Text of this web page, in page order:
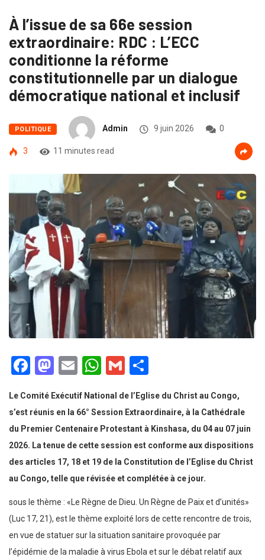
À l’issue de sa 66e session
extraordinaire: RDC : L’ECC
conditionne la réforme
constitutionnelle par un dialogue
démocratique national et inclusif
POLITIQUE Admin 9 juin 2026 0
3 11 minutes read
Facebook
Mastodon
EmailWhatsApp
Gmail
Le Comité Exécutif National de l’Eglise du Christ au Congo,
s’est réunis en la 66° Session Extraordinaire, à la Cathédrale
du Premier Centenaire Protestant à Kinshasa, du 04 au 07 juin
2026. La tenue de cette session est conforme aux dispositions
des articles 17, 18 et 19 de la Constitution de l’Eglise du Christ
au Congo, telle que révisée et complétée à ce jour.
sous le thème : «Le Règne de Dieu. Un Règne de Paix et d’unités»
(Luc 17, 21), est le thème exploité lors de cette rencontre de trois,
en vue de statuer sur la situation sanitaire provoquée par
l’épidémie de la maladie à virus Ebola et sur le débat relatif aux